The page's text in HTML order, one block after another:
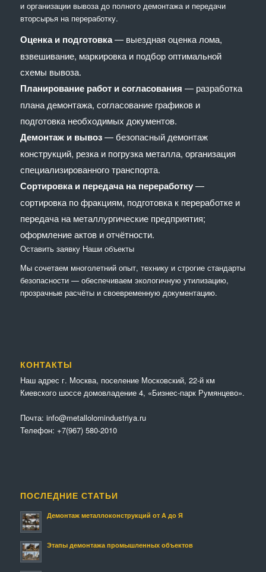
и организации вывоза до полного демонтажа и передачи
вторсырья на переработку.
Оценка и подготовка— выездная оценка лома,
взвешивание, маркировка и подбор оптимальной
схемы вывоза.
Планирование работ и согласования — разработка
плана демонтажа, согласование графиков и
подготовка необходимых документов.
Демонтаж и вывоз— безопасный демонтаж
конструкций, резка и погрузка металла, организация
специализированного транспорта.
Сортировка и передача на переработку—
сортировка по фракциям, подготовка к переработке и
передача на металлургические предприятия;
оформление актов и отчётности.
Оставить заявку Наши объекты
Мы сочетaем многолетний опыт, технику и строгие стандарты
безопасности — обеспечиваем экологичную утилизацию,
прозрачные расчёты и своевременную документацию.
КОНТАКТЫ
Наш адрес г. Москва, поселение Московский, 22-й км
Киевского шоссе домовладение 4, «Бизнес-парк Румянцево».
Почта: info@metallolomindustriya.ru
Телефон: +7(967) 580-2010
ПОСЛЕДНИЕ СТАТЬИ
Демонтаж металлоконструкций от А до Я
Этапы демонтажа промышленных объектов